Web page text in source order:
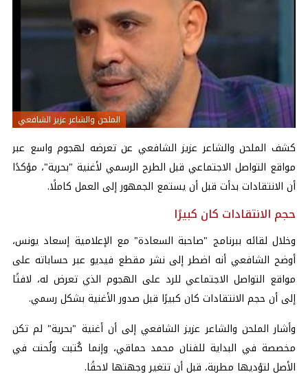
الملحن والشاعر عزيز الشافعي
كشف الملحن والشاعر عزيز الشافعي عن تعرضه لهجوم واسع عبر
مواقع التواصل الاجتماعي قبل الطرح الرسمي لأغنية "بحرية"، مؤكدًا
أن الانتقادات بدأت قبل أن يستمع الجمهور إلى العمل كاملًا.
حجم الانتقادات كان كبيرًا
وخلال لقائه ببرنامج "صاحبة السعادة" مع الإعلامية إسعاد يونس،
أوضح الشافعي أنه اضطر إلى نشر مقطع فيديو عبر حساباته على
مواقع التواصل الاجتماعي للرد على الهجوم الذي تعرض له، لافتًا
إلى أن حجم الانتقادات كان كبيرًا قبل صدور الأغنية بشكل رسمي.
وأشار الملحن والشاعر عزيز الشافعي إلى أن أغنية "بحرية" لم تكن
مخصصة في البداية للفنان محمد حماقي، وإنما كُتبت ولُحنت في
الأصل لتؤديها مطربة، قبل أن تتغير وجهتها لاحقًا.